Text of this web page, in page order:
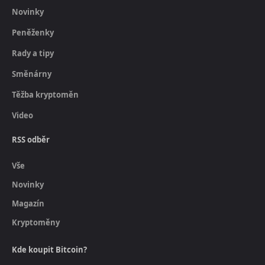
Novinky
Peněženky
Rady a tipy
Směnárny
Těžba kryptoměn
Video
RSS odběr
Vše
Novinky
Magazín
Kryptoměny
Kde koupit Bitcoin?